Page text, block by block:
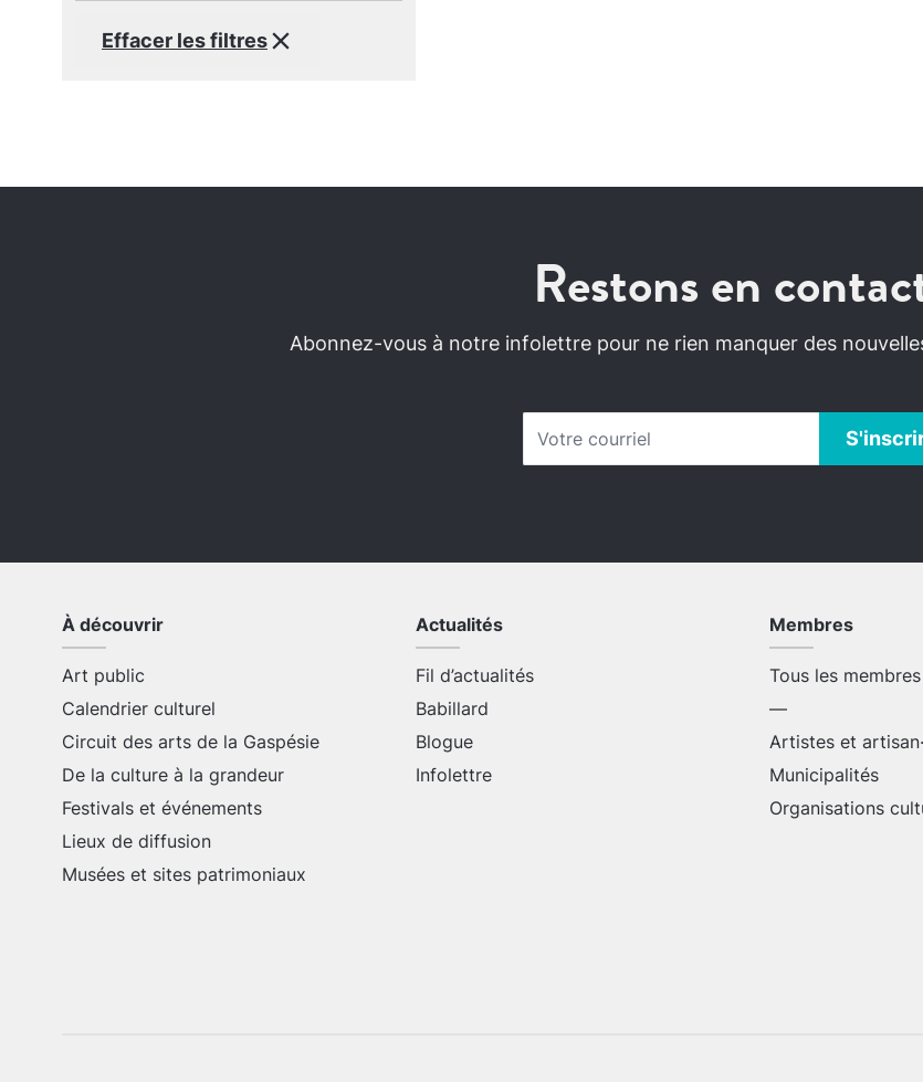
Effacer les filtres
Restons en
Abonnez-vous à notre infolettre pour ne rien manquer des
À découvrir
Art public
Calendrier culturel
Circuit des arts de la Gaspésie
De la culture à la grandeur
Festivals et événements
Lieux de diffusion
Musées et sites patrimoniaux
Actualités
Fil d’actualités
Babillard
Blogue
Infolettre
Membres
Tous les membres
—
Artistes et
Municipalités
Organisations